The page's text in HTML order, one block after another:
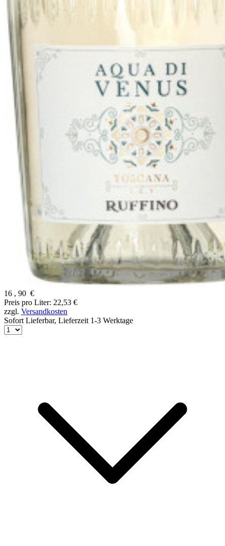
16 , 90 €
Preis pro Liter: 22,53 €
zzgl. Versandkosten
Sofort Lieferbar, Lieferzeit 1-3 Werktage